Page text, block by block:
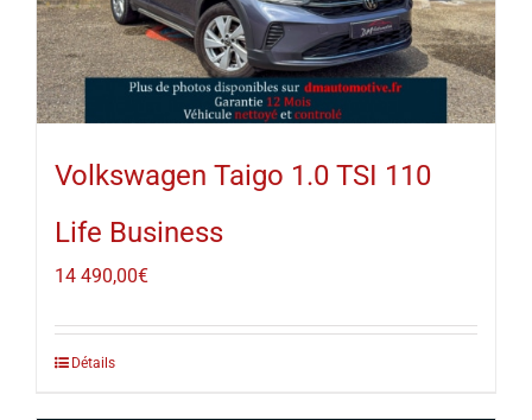
Volkswagen Taigo 1.0 TSI 110
Life Business
14 490,00€
Détails